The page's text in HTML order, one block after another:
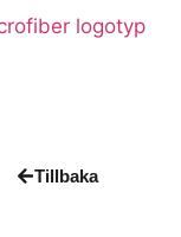
Tillbaka